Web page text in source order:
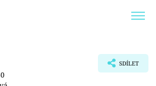
SDÍLET